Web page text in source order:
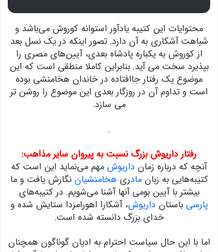
محتوایات این کتیبه یادآور استوانه کوروش می‌باشد و
شباهت آشکاری به آن دارد. تصور اینکه در یک نسل بعد
از کوروش به یکباره پادشاه بعدی، آیین‌های مصری را
بپذیرد سخت می آید. بنابراین کاملا منطقی است که این
موضوع یک رفتار جاافتاده در خاندان هخامنشی بوده
است و تداوم آن در روزگار بعدی این موضوع را روشن تر
می سازد.
.
رفتارداریوش بزرگ نسبت به پیروان سایر مذاهب:
آنچه که درباره زمان داریوش مهم می‌نماید این است که
کتیبه‌هایی به زبانمادری هخامنشیان نگارش یافت و ما
بیشتر با آیین بومی آنها آشنا می‌شویم. در کتیبه‌های
پارسی باستان داریوش، آشکارا اهورامزدا ستایش شده و
خدای بزرگ دانسته شده است.
اما با این حال سیاست احترام به ادیان گوناگون همچنان